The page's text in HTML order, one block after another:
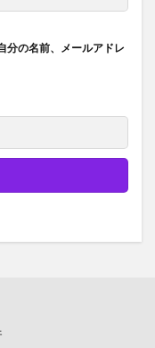
分の名前、メールアドレ